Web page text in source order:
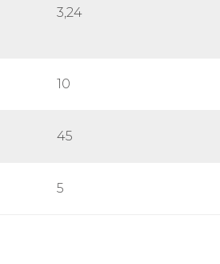
3,24
10
45
5